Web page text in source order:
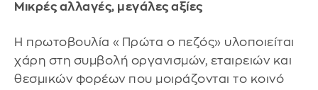
Μικρές αλλαγές, μεγάλες αξίες
Η πρωτοβουλία «Πρώτα ο πεζός» υλοποιείται
χάρη στη συμβολή οργανισμών, εταιρειών και
θεσμικών φορέων που μοιράζονται το κοινό